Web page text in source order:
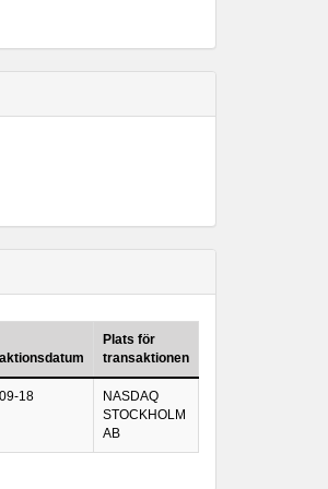
Plats för
transaktionen
18
NASDAQ
STOCKHOLM
AB